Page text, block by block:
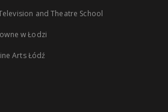
and Theatre School
w Łodzi
Arts Łódź